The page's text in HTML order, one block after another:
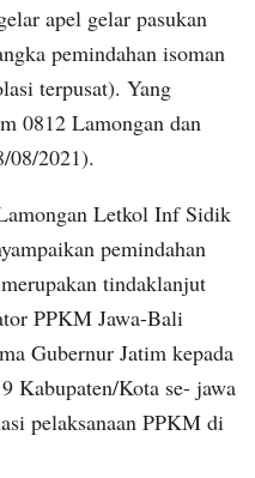
apel gelar pasukan
pemindahan isoman
terpusat). Yang
0812 Lamongan dan
08/2021).
Letkol Inf Sidik
pemindahan
tindaklanjut
PPKM Jawa-Bali
Gubernur Jatim kepada
Kabupaten/Kota se- jawa
pelaksanaan PPKM di